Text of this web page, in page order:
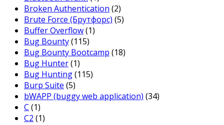
Broken Authentication (2)
Brute Force (Брутфорс) (5)
Buffer Overflow(1)
Bug Bounty(115)
Bug Bounty Bootcamp (18)
Bug Hunter(1)
Bug Hunting(115)
Burp Suite (5)
bWAPP (buggy web application) (34)
C (1)
C2 (1)